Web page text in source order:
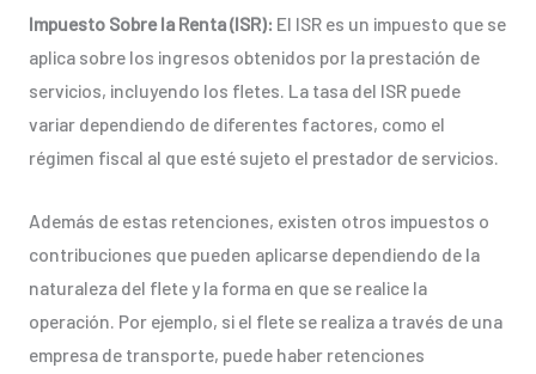
Impuesto Sobre la Renta (ISR): El ISR es un impuesto que se
aplica sobre los ingresos obtenidos por la prestación de
servicios, incluyendo los fletes. La tasa del ISR puede
variar dependiendo de diferentes factores, como el
régimen fiscal al que esté sujeto el prestador de servicios.
Además de estas retenciones, existen otros impuestos o
contribuciones que pueden aplicarse dependiendo de la
naturaleza del flete y la forma en que se realice la
operación. Por ejemplo, si el flete se realiza a través de una
empresa de transporte, puede haber retenciones